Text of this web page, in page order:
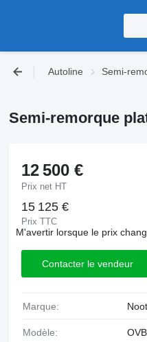
Autoline Semi-
Semi-remorque
12 500 €
Prix net HT
15 125 €
Prix TTC
M'avertir lorsque le prix
Contacter le vendeur
Marque:
Modèle: